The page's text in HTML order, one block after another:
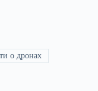
о дронах